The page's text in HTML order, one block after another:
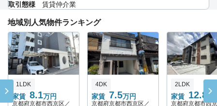
取引態様
賃貸仲介業
地域別人気物件ランキング
家賃 8.1万円
1LDK
京都府京都市西京区／
家賃 7.5万円
4DK
京都府京都市西京区／
家賃 12.8 万
2LDK
京都府京都市西